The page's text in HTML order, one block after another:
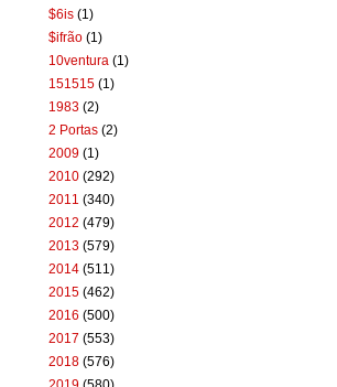
$6is (1)
$ifrão (1)
10ventura (1)
151515 (1)
1983 (2)
2 Portas (2)
2009 (1)
2010 (292)
2011 (340)
2012 (479)
2013 (579)
2014 (511)
2015 (462)
2016 (500)
2017 (553)
2018 (576)